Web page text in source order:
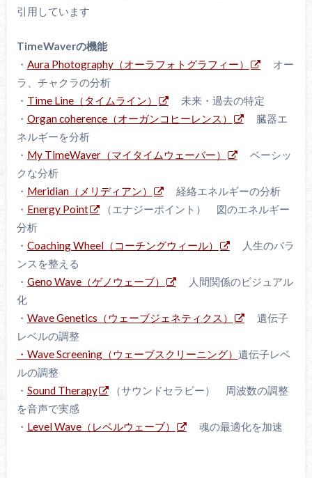
引用しています
TimeWaverの機能
・ Aura Photography（オーラフォトグラフィー）
オー
ラ、チャクラの分析
・ Time Line（タイムライン）
未来・過去の特定
・ Organ coherence（オーガンコヒーレンス）
臓器エ
ネルギーを分析
・ My TimeWaver（マイタイムウェーバー）
ベーシッ
クな分析
・ Meridian（メリディアン）
経絡エネルギーの分析
・ Energy Point
（エナジーポイント） 図のエネルギー
分析
・ Coaching Wheel（コーチングウィール）
人生のバラ
ンスを整える
・ Geno Wave（ゲノウェーブ）
人間関係のビジュアル
化
・ Wave Genetics（ウェーブジェネティクス）
遺伝子
レベルの調整
・Wave Screening（ウェーブスクリーニング） 遺伝子レベ
ルの調整
・ Sound Therapy
（サウンドセラピー） 周波数の調整
を音声で実感
・ Level Wave（レベルウェーブ） 魂の最適化を加速